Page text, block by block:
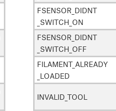
FSENSOR_DIDNT
_SWITCH_ON
FSENSOR_DIDNT
_SWITCH_OFF
FILAMENT_ALREADY
_LOADED
INVALID_TOOL